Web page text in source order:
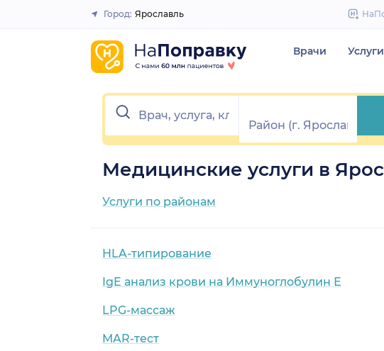
Закрыть
Город: Ярославль
Врачи Услуги
Медицинские услуги в
Услуги по районам
HLA-типирование
IgE анализ крови на Иммуноглобулин Е
LPG-массаж
MAR-тест